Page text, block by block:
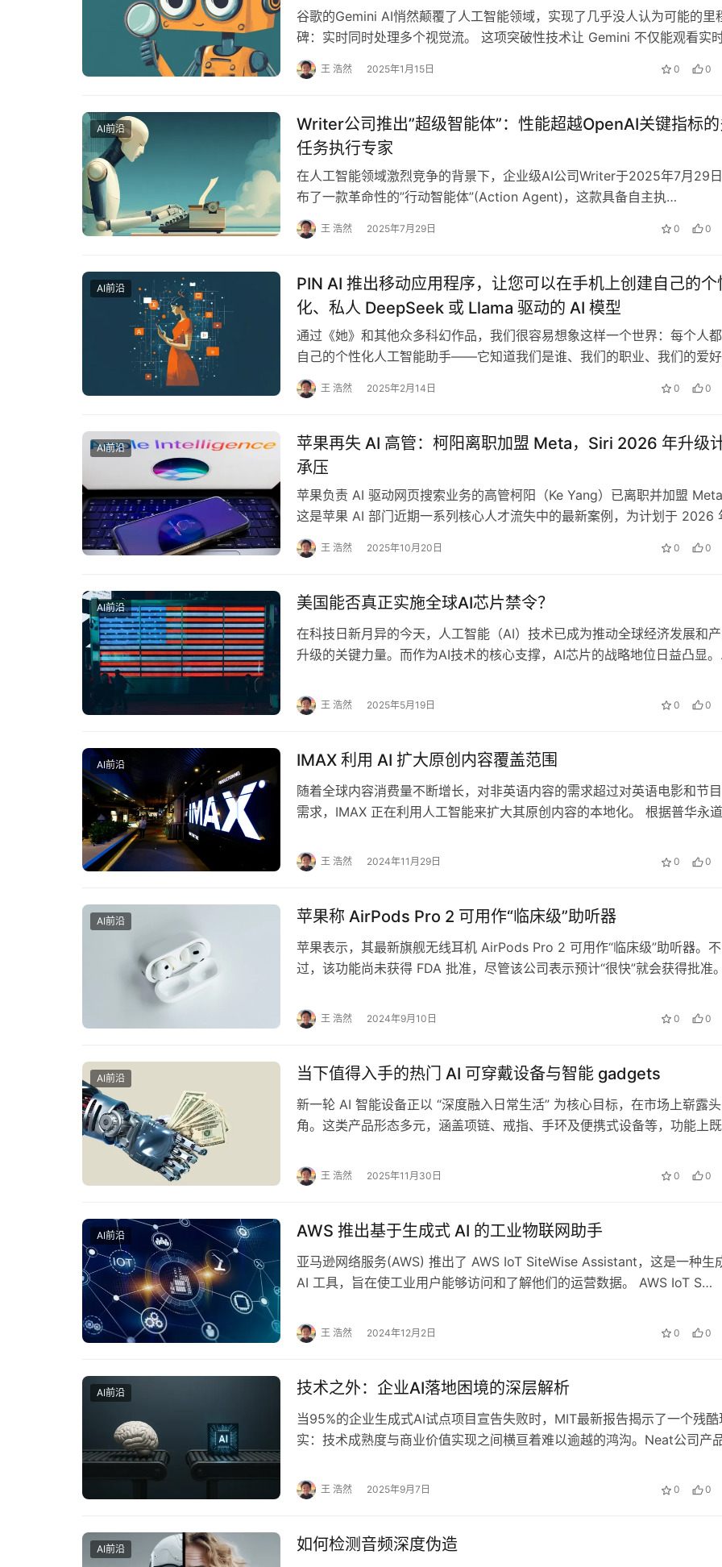
谷歌的Gemini AI悄然颠覆了人工智能领域，实现了几乎没人认为可能的里
碑：实时同时处理多个视觉流。 这项突破性技术让 Gemini 不仅能观看实
频，还能同时分析静态图像。…
王 浩然 2025年1月15日 0 0
AI前沿
Writer公司推出”超级智能体”：性能超越OpenAI关键指标
任务执行专家‌
在人工智能领域激烈竞争的背景下，企业级AI公司Writer于2025年7月29
布了一款革命性的”行动智能体”(Action Agent)，这款具备自主执…
王 浩然 2025年7月29日 0 0
AI前沿
PIN AI 推出移动应用程序，让您可以在手机上创建自己的个
化、私人 DeepSeek 或 Llama 驱动的 AI 模型
通过《她》和其他众多科幻作品，我们很容易想象这样一个世界：每个人
自己的个性化人工智能助手——它知道我们是谁、我们的职业、我们的爱好
我们的目标和激情、我们的好恶…&…
王 浩然 2025年2月14日 0 0
AI前沿
苹果再失 AI 高管：柯阳离职加盟 Meta，Siri 2026 年升级
承压
苹果负责 AI 驱动网页搜索业务的高管柯阳（Ke Yang）已离职并加盟 Meta
这是苹果 AI 部门近期一系列核心人才流失中的最新案例，为计划于 2026
月推出的 S…
王 浩然 2025年10月20日 0 0
AI前沿 美国能否真正实施全球AI芯片禁令？
在科技日新月异的今天，人工智能（AI）技术已成为推动全球经济发展和
升级的关键力量。而作为AI技术的核心支撑，AI芯片的战略地位日益凸显。
王 浩然 2025年5月19日 0 0
AI前沿 IMAX 利用 AI 扩大原创内容覆盖范围
随着全球内容消费量不断增长，对非英语内容的需求超过对英语电影和节
需求，IMAX 正在利用人工智能来扩大其原创内容的本地化。 根据普华永
王 浩然 2024年11月29日 0 0
AI前沿 苹果称 AirPods Pro 2 可用作“临床级”助听器
苹果表示，其最新旗舰无线耳机 AirPods Pro 2 可用作“临床级”助听器。不
过，该功能尚未获得 FDA 批准，尽管该公司表示预计“很快”就会获得批准
王 浩然 2024年9月10日 0 0
AI前沿 当下值得入手的热门 AI 可穿戴设备与智能 gadgets
新一轮 AI 智能设备正以 “深度融入日常生活” 为核心目标，在市场上崭露头
角。这类产品形态多元，涵盖项链、戒指、手环及便携式设备等，功能上既
王 浩然 2025年11月30日 0 0
AI前沿 AWS 推出基于生成式 AI 的工业物联网助手
亚马逊网络服务(AWS) 推出了 AWS IoT SiteWise Assistant，这是一种生
AI 工具，旨在使工业用户能够访问和了解他们的运营数据。 AWS IoT S…
王 浩然 2024年12月2日 0 0
AI前沿 技术之外：企业AI落地困境的深层解析‌
当95%的企业生成式AI试点项目宣告失败时，MIT最新报告揭示了一个残酷
实：技术成熟度与商业价值实现之间横亘着难以逾越的鸿沟。Neat公司产
王 浩然 2025年9月7日 0 0
AI前沿 如何检测音频深度伪造